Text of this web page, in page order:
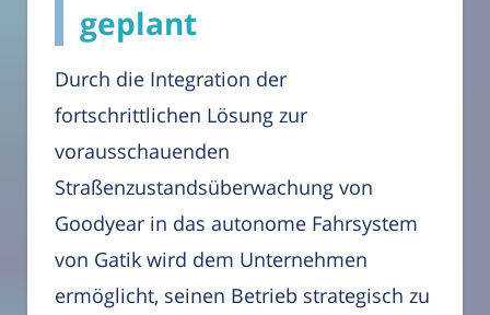
geplant
Durch die Integration der
fortschrittlichen Lösung zur
vorausschauenden
Straßenzustandsüberwachung von
Goodyear in das autonome Fahrsystem
von Gatik wird dem Unternehmen
ermöglicht, seinen Betrieb strategisch zu